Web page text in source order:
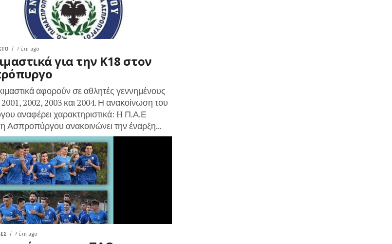
7 έτη ago
για την Κ18 στον
αφορούν σε αθλητές γεννημένους
2001, 2002, 2003 και 2004. Η ανακοίνωση του
αναφέρει χαρακτηριστικά: H Π.Α.Ε
Ασπροπύργου ανακοινώνει την έναρξη...
7 έτη ago